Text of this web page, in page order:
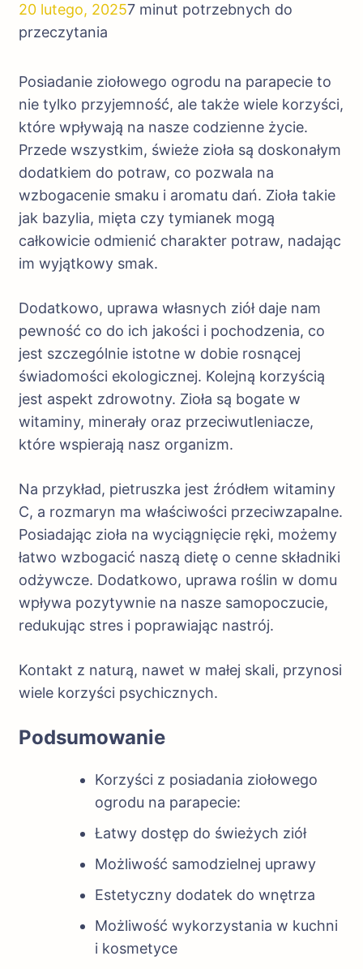
20 lutego, 20257 minut potrzebnych do
przeczytania
Posiadanie ziołowego ogrodu na parapecie to
nie tylko przyjemność, ale także wiele korzyści,
które wpływają na nasze codzienne życie.
Przede wszystkim, świeże zioła są doskonałym
dodatkiem do potraw, co pozwala na
wzbogacenie smaku i aromatu dań. Zioła takie
jak bazylia, mięta czy tymianek mogą
całkowicie odmienić charakter potraw, nadając
im wyjątkowy smak.
Dodatkowo, uprawa własnych ziół daje nam
pewność co do ich jakości i pochodzenia, co
jest szczególnie istotne w dobie rosnącej
świadomości ekologicznej. Kolejną korzyścią
jest aspekt zdrowotny. Zioła są bogate w
witaminy, minerały oraz przeciwutleniacze,
które wspierają nasz organizm.
Na przykład, pietruszka jest źródłem witaminy
C, a rozmaryn ma właściwości przeciwzapalne.
Posiadając zioła na wyciągnięcie ręki, możemy
łatwo wzbogacić naszą dietę o cenne składniki
odżywcze. Dodatkowo, uprawa roślin w domu
wpływa pozytywnie na nasze samopoczucie,
redukując stres i poprawiając nastrój.
Kontakt z naturą, nawet w małej skali, przynosi
wiele korzyści psychicznych.
Podsumowanie
Korzyści z posiadania ziołowego
ogrodu na parapecie:
Łatwy dostęp do świeżych ziół
Możliwość samodzielnej uprawy
Estetyczny dodatek do wnętrza
Możliwość wykorzystania w kuchni
i kosmetyce